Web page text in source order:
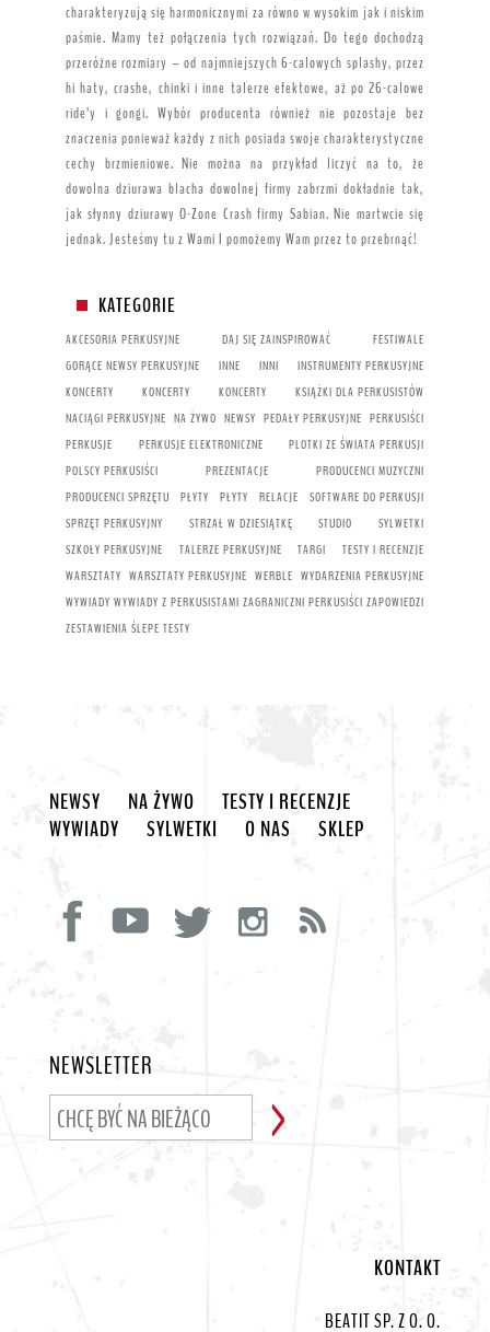
charakteryzują się harmonicznymi za równo w wysokim jak i niskim
paśmie. Mamy też połączenia tych rozwiązań. Do tego dochodzą
przeróżne rozmiary – od najmniejszych 6-calowych splashy, przez
hi haty, crashe, chinki i inne talerze efektowe, aż po 26-calowe
ride’y i gongi. Wybór producenta również nie pozostaje bez
znaczenia ponieważ każdy z nich posiada swoje charakterystyczne
cechy brzmieniowe. Nie można na przykład liczyć na to, że
dowolna dziurawa blacha dowolnej firmy zabrzmi dokładnie tak,
jak słynny dziurawy O-Zone Crash firmy Sabian. Nie martwcie się
jednak. Jesteśmy tu z Wami I pomożemy Wam przez to przebrnąć!
KATEGORIE
AKCESORIA PERKUSYJNE DAJ SIĘ ZAINSPIROWAĆ
FESTIWALE
GORĄCE NEWSY PERKUSYJNE
INNE INNI
INSTRUMENTY PERKUSYJNE
KONCERTY
KONCERTY KONCERTY
KSIĄŻKI DLA PERKUSISTÓW
NACIĄGI PERKUSYJNE NA ŻYWO NEWSY PEDAŁY PERKUSYJNE PERKUSIŚCI
PERKUSJE
PERKUSJE ELEKTRONICZNE
PLOTKI ZE ŚWIATA PERKUSJI
POLSCY PERKUSIŚCI
PREZENTACJE
PRODUCENCI MUZYCZNI
PRODUCENCI SPRZĘTU
PŁYTY PŁYTY RELACJE
SOFTWARE DO PERKUSJI
SPRZĘT PERKUSYJNY
STRZAŁ W DZIESIĄTKĘ STUDIO
SYLWETKI
SZKOŁY PERKUSYJNE
TALERZE PERKUSYJNE TARGI
TESTY I RECENZJE
WARSZTATY WARSZTATY PERKUSYJNE WERBLE WYDARZENIA PERKUSYJNE
WYWIADY WYWIADY Z PERKUSISTAMI ZAGRANICZNI PERKUSIŚCI ZAPOWIEDZI
ZESTAWIENIA ŚLEPE TESTY
NEWSY NA ŻYWO
TESTY I RECENZJE
WYWIADY
SYLWETKI O NAS SKLEP
NEWSLETTER
KONTAKT
BEATIT SP. Z O. O.